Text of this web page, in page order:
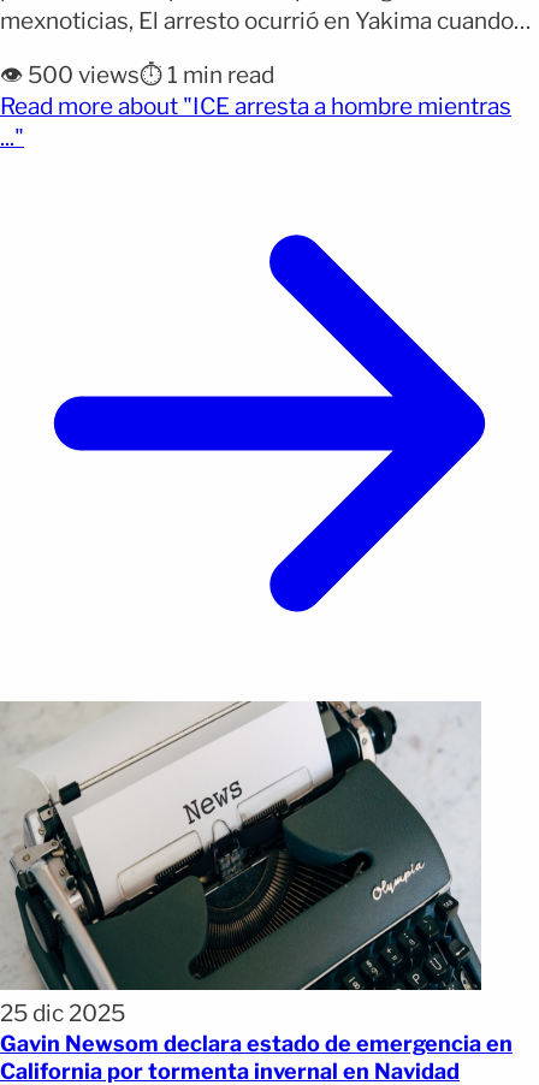
mexnoticias, El arresto ocurrió en Yakima cuando
alimentos para la cena navideña, momento que
terminó con intervención ICE. La detención se
realizó en un espacio público, demostrando cómo
👁️ 500 views⏱️ 1 min read
Read more about "ICE arresta a hombre mientras
..."
25 dic 2025
Gavin Newsom declara estado de emergencia en
California por tormenta invernal en Navidad